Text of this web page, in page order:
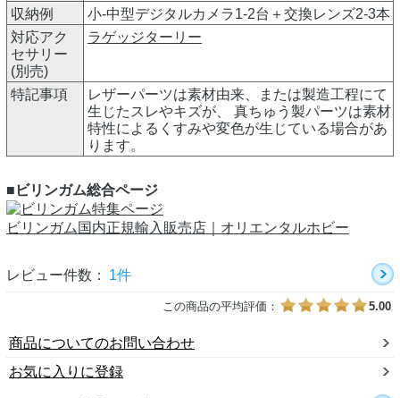
収納例
小-中型デジタルカメラ1-2台＋交換レンズ2-3本
対応アク
セサリー
(別売)
ラゲッジターリー
特記事項
レザーパーツは素材由来、または製造工程にて
生じたスレやキズが、 真ちゅう製パーツは素材
特性によるくすみや変色が生じている場合があ
ります。
■ビリンガム総合ページ
ビリンガム国内正規輸入販売店｜オリエンタルホビー
レビュー件数： 1件
この商品の平均評価： 5.00
商品についてのお問い合わせ
お気に入りに登録